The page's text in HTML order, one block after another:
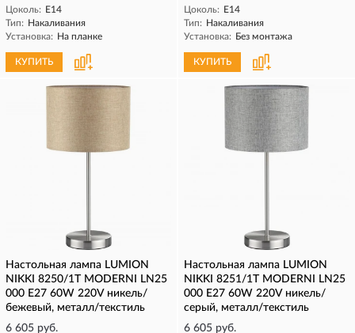
Цоколь: E14
Тип: Накаливания
Установка: На планке
КУПИТЬ
Цоколь: E14
Тип: Накаливания
Установка: Без монтажа
КУПИТЬ
Настольная лампа LUMION
NIKKI 8250/1T MODERNI LN25
000 Е27 60W 220V никель/
бежевый, металл/текстиль
6 605 руб.
Настольная лампа LUMION
NIKKI 8251/1T MODERNI LN25
000 Е27 60W 220V никель/
серый, металл/текстиль
6 605 руб.